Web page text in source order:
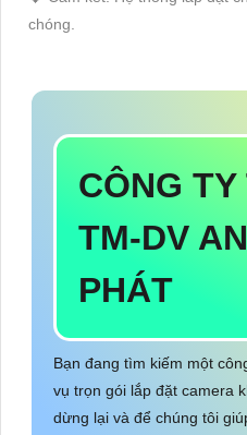
chóng.
CÔNG TY
TM-DV
PHÁT
Bạn đang tìm kiếm một
vụ trọn gói lắp đặt camera
dừng lại và để chúng tôi